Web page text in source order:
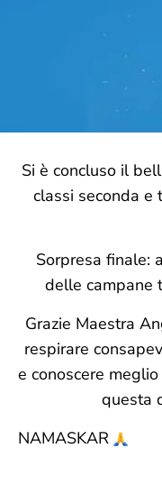
Si è concluso il
classi seconda e
Sorpresa finale:
delle campane
Grazie Maestra
respirare
e conoscere
questa
NAMASKAR